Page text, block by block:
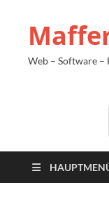
Web – Software –